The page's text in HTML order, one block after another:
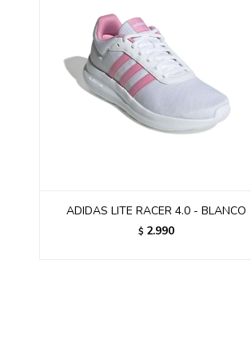
ADIDAS LITE RACER 4.0 - BLANCO
$ 2.990